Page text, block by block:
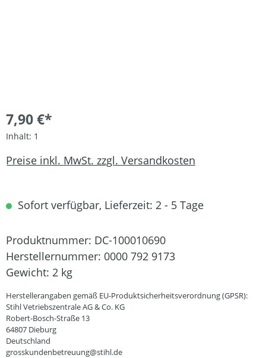
7,90 €*
Inhalt: 1
Preise inkl. MwSt. zzgl. Versandkosten
Sofort verfügbar, Lieferzeit: 2 - 5 Tage
Produktnummer: DC-100010690
Herstellernummer: 0000 792 9173
Gewicht: 2 kg
Herstellerangaben gemäß EU-Produktsicherheitsverordnung (GPSR):
Stihl Vetriebszentrale AG & Co. KG
Robert-Bosch-Straße 13
64807 Dieburg
Deutschland
grosskundenbetreuung@stihl.de